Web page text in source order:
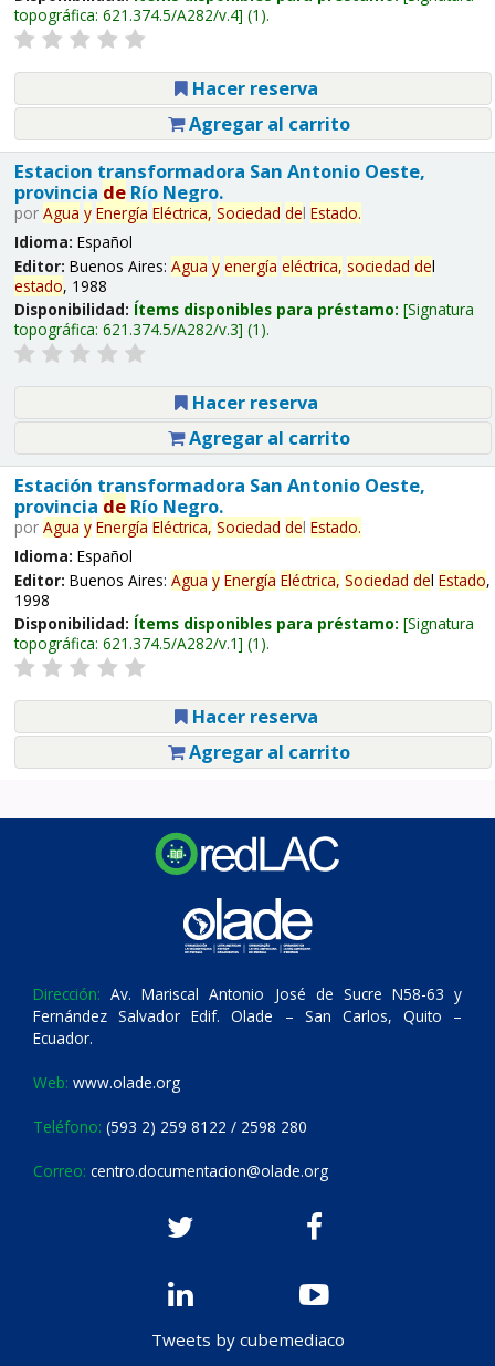
topográfica: 621.374.5/A282/v.4 (1).
Hacer reserva
Agregar al carrito
Estacion transformadora San Antonio Oeste,
provincia deRío Negro.
por Agua y Energía Eléctrica, Sociedad del Estado.
Idioma: Español
Editor: Buenos Aires: Agua y energía eléctrica, sociedad del
estado, 1988
Disponibilidad: Ítems disponibles para préstamo: Signatura
topográfica: 621.374.5/A282/v.3 (1).
Hacer reserva
Agregar al carrito
Estación transformadora San Antonio Oeste,
provincia deRío Negro.
por Agua y Energía Eléctrica, Sociedad del Estado.
Idioma: Español
Editor: Buenos Aires: Agua y Energía Eléctrica, Sociedad del Estado,
1998
Disponibilidad: Ítems disponibles para préstamo: Signatura
topográfica: 621.374.5/A282/v.1 (1).
Hacer reserva
Agregar al carrito
Dirección: Av. Mariscal Antonio José de Sucre N58-63 y
Fernández Salvador Edif. Olade – San Carlos, Quito –
Ecuador.
Web: www.olade.org
Teléfono: (593 2) 259 8122 / 2598 280
Correo: centro.documentacion@olade.org
Tweets by cubemediaco